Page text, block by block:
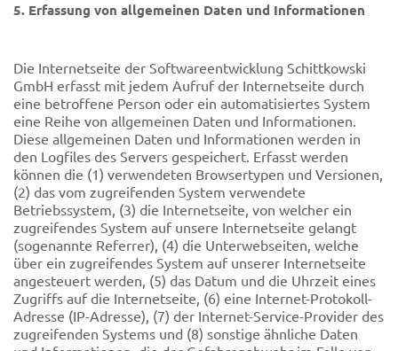
5. Erfassung von allgemeinen Daten und Informationen
Die Internetseite der Softwareentwicklung Schittkowski
GmbH erfasst mit jedem Aufruf der Internetseite durch
eine betroffene Person oder ein automatisiertes System
eine Reihe von allgemeinen Daten und Informationen.
Diese allgemeinen Daten und Informationen werden in
den Logfiles des Servers gespeichert. Erfasst werden
können die (1) verwendeten Browsertypen und Versionen,
(2) das vom zugreifenden System verwendete
Betriebssystem, (3) die Internetseite, von welcher ein
zugreifendes System auf unsere Internetseite gelangt
(sogenannte Referrer), (4) die Unterwebseiten, welche
über ein zugreifendes System auf unserer Internetseite
angesteuert werden, (5) das Datum und die Uhrzeit eines
Zugriffs auf die Internetseite, (6) eine Internet-Protokoll-
Adresse (IP-Adresse), (7) der Internet-Service-Provider des
zugreifenden Systems und (8) sonstige ähnliche Daten